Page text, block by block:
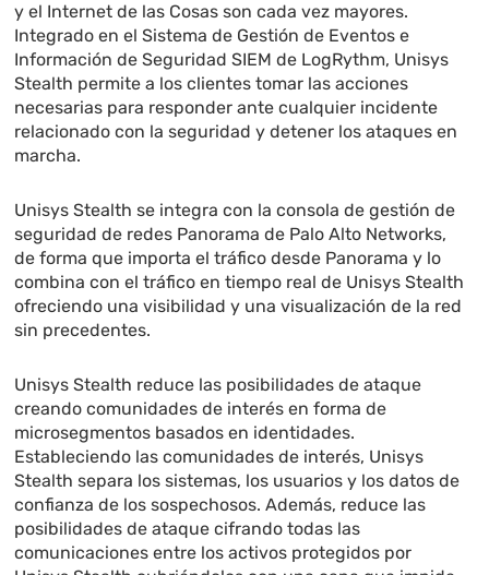
y el Internet de las Cosas son cada vez mayores.
Integrado en el Sistema de Gestión de Eventos e
Información de Seguridad SIEM de LogRythm, Unisys
Stealth permite a los clientes tomar las acciones
necesarias para responder ante cualquier incidente
relacionado con la seguridad y detener los ataques en
marcha.
Unisys Stealth se integra con la consola de gestión de
seguridad de redes Panorama de Palo Alto Networks,
de forma que importa el tráfico desde Panorama y lo
combina con el tráfico en tiempo real de Unisys Stealth
ofreciendo una visibilidad y una visualización de la red
sin precedentes.
Unisys Stealth reduce las posibilidades de ataque
creando comunidades de interés en forma de
microsegmentos basados en identidades.
Estableciendo las comunidades de interés, Unisys
Stealth separa los sistemas, los usuarios y los datos de
confianza de los sospechosos. Además, reduce las
posibilidades de ataque cifrando todas las
comunicaciones entre los activos protegidos por